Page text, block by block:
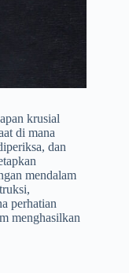
krusial
di mana
dan
mendalam
perhatian
menghasilkan